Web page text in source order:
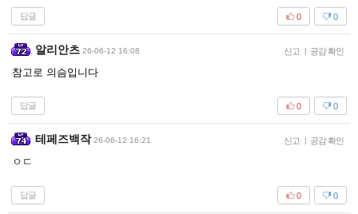
답글 0
0
알리안츠 26-06-12 16:08 신고 | 공감 확인
참고로 의슴입니다
답글 0
0
테페즈백작 26-06-12 16:21 신고 | 공감 확인
ㅇㄷ
답글 0
0